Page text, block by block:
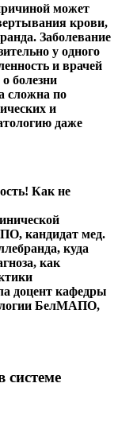
может
крови,
Заболевание
у одного
и врачей
болезни
сложна по
и
даже
кандидат мед.
куда
как
доцент кафедры
БелМАПО,
системе